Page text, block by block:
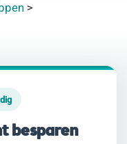
>
besparen